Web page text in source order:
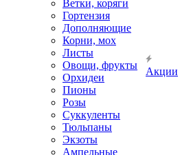
Ветки, коряги
Гортензия
Дополняющие
Корни, мох
Листы
Овощи, фрукты
Орхидеи
Пионы
Розы
Суккуленты
Тюльпаны
Экзоты
Ампельные
Акции